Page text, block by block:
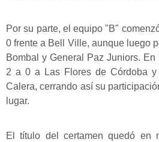
Por su parte, el equipo "B"
0 frente a Bell Ville, aunque luego
Bombal y General Paz Juniors.
2 a 0 a Las Flores de Córdoba
Calera, cerrando así su
lugar.
El título del certamen quedó en